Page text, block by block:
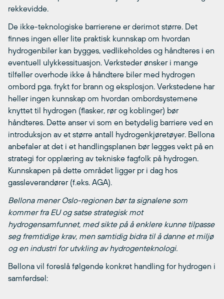
rekkevidde.
De ikke-teknologiske barrierene er derimot større. Det
finnes ingen eller lite praktisk kunnskap om hvordan
hydrogenbiler kan bygges, vedlikeholdes og håndteres i en
eventuell ulykkessituasjon. Verksteder ønsker i mange
tilfeller overhode ikke å håndtere biler med hydrogen
ombord pga. frykt for brann og eksplosjon. Verkstedene har
heller ingen kunnskap om hvordan ombordsystemene
knyttet til hydrogen (flasker, rør og koblinger) bør
håndteres. Dette anser vi som en betydelig barriere ved en
introduksjon av et større antall hydrogenkjøretøyer. Bellona
anbefaler at det i et handlingsplanen bør legges vekt på en
strategi for opplæring av tekniske fagfolk på hydrogen.
Kunnskapen på dette området ligger pr i dag hos
gassleverandører (f.eks. AGA).
Bellona mener Oslo-regionen bør ta signalene som
kommer fra EU og satse strategisk mot
hydrogensamfunnet, med sikte på å enklere kunne tilpasse
seg fremtidige krav, men samtidig bidra til å danne et miljø
og en industri for utvkling av hydrogenteknologi.
Bellona vil foreslå følgende konkret handling for hydrogen i
samferdsel: